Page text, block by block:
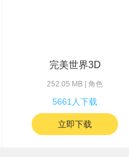
完美世界3D
252.05 MB | 角色
5661人下载
立即下载